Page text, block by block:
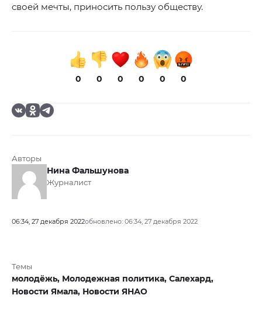
своей мечты, приносить пользу обществу.
0 0 0 0 0 0
Авторы
Нина Фальшунова
Журналист
06:34, 27 декабря 2022обновлено: 06:34, 27 декабря 2022
Темы
молодёжь, Молодежная политика, Салехард,
Новости Ямала, Новости ЯНАО